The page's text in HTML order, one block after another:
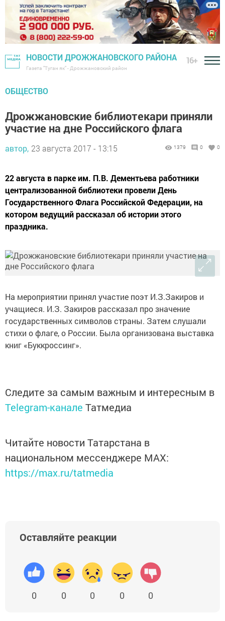
НОВОСТИ ДРОЖЖАНОВСКОГО РАЙОНА
Газета "Туган як" - Дрожжановский район
16+
ОБЩЕСТВО
Дрожжановские библиотекари приняли
участие на дне Российского флага
автор, 23 августа 2017 - 13:15 1379 0 0
22 августа в парке им. П.В. Дементьева работники
централизованной библиотеки провели День
Государственного Флага Российской Федерации, на
котором ведущий рассказал об истории этого
праздника.
На мероприятии принял участие поэт И.З.Закиров и
учащиеся. И.З. Закиров рассказал про значение
государственных символов страны. Затем слушали
стихи о флаге, о России. Была организована выставка
книг «Буккроссинг».
Следите за самым важным и интересным в
Telegram-канале Татмедиа
Читайте новости Татарстана в
национальном мессенджере MАХ:
https://max.ru/tatmedia
Оставляйте реакции
0 0 0 0 0